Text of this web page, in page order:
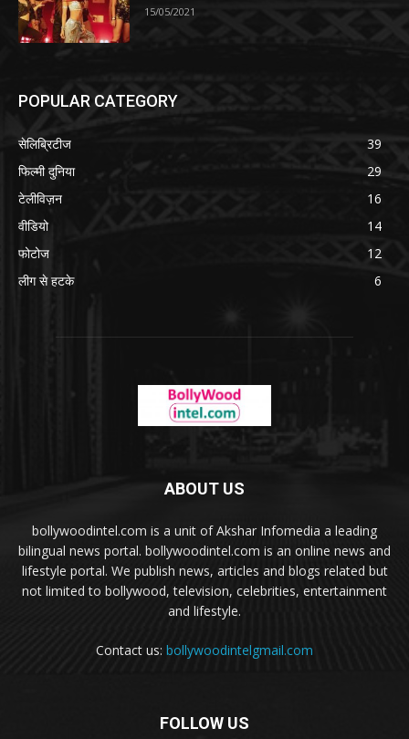
15/05/2021
POPULAR CATEGORY
सेलिब्रिटीज
39
फिल्मी दुनिया
29
टेलीविज़न
16
वीडियो
14
फोटोज
12
लीग से हटके
6
ABOUT US
bollywoodintel.com is a unit of Akshar Infomedia a leading
bilingual news portal. bollywoodintel.com is an online news and
lifestyle portal. We publish news, articles and blogs related but
not limited to bollywood, television, celebrities, entertainment
and lifestyle.
Contact us: bollywoodintelgmail.com
FOLLOW US